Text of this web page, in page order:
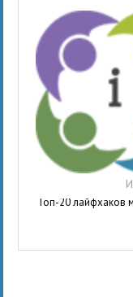
Топ-20 лайфхаков